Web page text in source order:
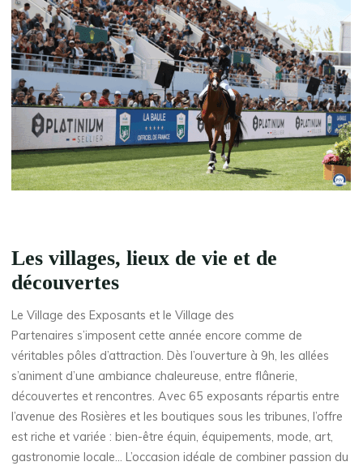
Les villages, lieux de vie et de
découvertes
Le Village des Exposants et le Village des
Partenaires s’imposent cette année encore comme de
véritables pôles d’attraction. Dès l’ouverture à 9h, les allées
s’animent d’une ambiance chaleureuse, entre flânerie,
découvertes et rencontres. Avec 65 exposants répartis entre
l’avenue des Rosières et les boutiques sous les tribunes, l’offre
est riche et variée : bien-être équin, équipements, mode, art,
gastronomie locale… L’occasion idéale de combiner passion du